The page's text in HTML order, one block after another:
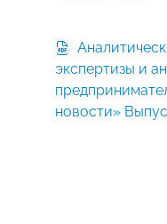
экспертизы и
новости»